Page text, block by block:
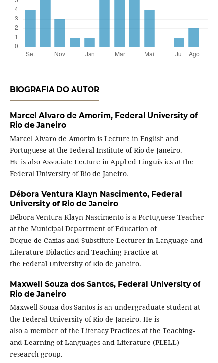
BIOGRAFIA DO AUTOR
Marcel Alvaro de Amorim, Federal University of
Rio de Janeiro
Marcel Alvaro de Amorim is Lecture in English and
Portuguese at the Federal Institute of Rio de Janeiro.
He is also Associate Lecture in Applied Linguístics at the
Federal University of Rio de Janeiro.
Débora Ventura Klayn Nascimento, Federal
University of Rio de Janeiro
Débora Ventura Klayn Nascimento is a Portuguese Teacher
at the Municipal Department of Education of
Duque de Caxias and Substitute Lecturer in Language and
Literature Didactics and Teaching Practice at
the Federal University of Rio de Janeiro.
Maxwell Souza dos Santos, Federal University of
Rio de Janeiro
Maxwell Souza dos Santos is an undergraduate student at
the Federal University of Rio de Janeiro. He is
also a member of the Literacy Practices at the Teaching-
and-Learning of Languages and Literature (PLELL)
research group.